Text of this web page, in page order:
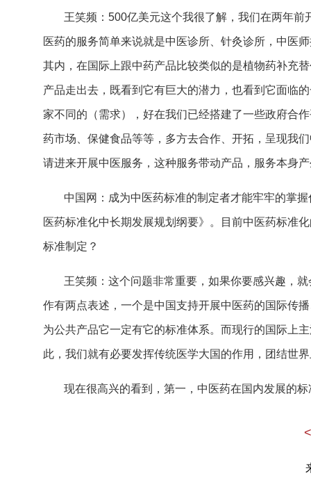
王笑频：500亿美元这个我很了解，我们在两年
医药的服务简单来说就是中医诊所、针灸诊所，中医
其内，在国际上跟中药产品比较类似的是植物药补充
产品走出去，既看到它有巨大的潜力，也看到它面临
家不同的（需求），好在我们已经搭建了一些政府合
药市场、保健食品等等，多方去合作、开拓，呈现我
请进来开展中医服务，这种服务带动产品，服务本身
中国网：成为中医药标准的制定者才能牢牢的掌
医药标准化中长期发展规划纲要》。目前中医药标准
标准制定？
王笑频：这个问题非常重要，如果你要感兴趣，
作有两点表述，一个是中国支持开展中医药的国际传
为公共产品它一定有它的标准体系。而现行的国际上
此，我们就有必要发挥传统医学大国的作用，团结世
现在很高兴的看到，第一，中医药在国内发展的
标准领域主导、推动建立了中医药标准的工作机制。
准制定，比如针灸标准、按摩标准开展了合作，也陆